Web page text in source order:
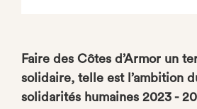
Faire des Côtes d’Armor un
solidaire, telle est l’ambition
solidarités humaines 2023 -